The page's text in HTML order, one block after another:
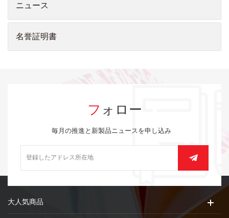
ニュース
名誉証明書
フォロー
毎月の推進と新製品ニュースを申し込み
大人気商品